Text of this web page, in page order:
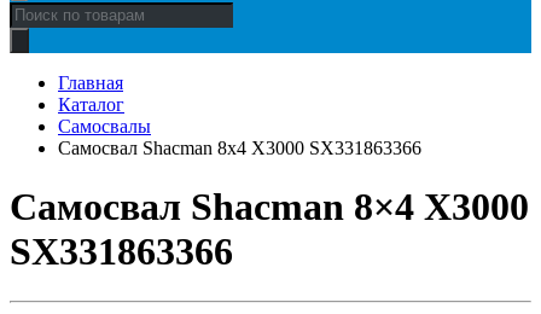
Поиск
товаров
Главная
Каталог
Самосвалы
Самосвал Shacman 8x4 X3000 SX331863366
Самосвал Shacman 8×4 X3000
SX331863366